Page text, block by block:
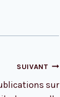
SUIVANT
sur